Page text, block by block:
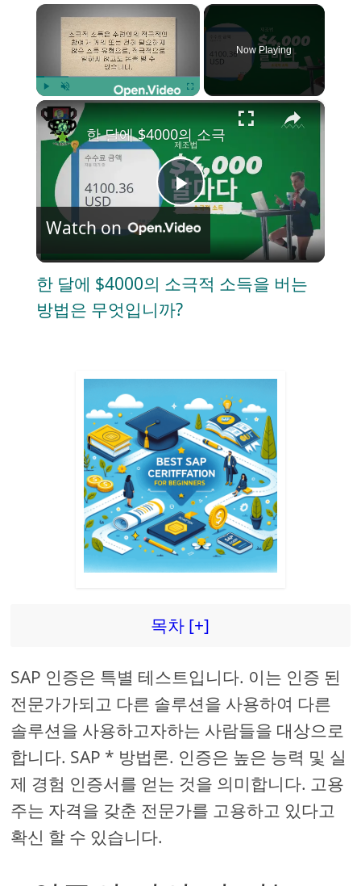
×
Unmute Fullscreen
Now Playing
×
P
l
a
V
i
d
e
한 달에 $4000의 소극적 소득을 버는 방법
Watch on
한 달에 $4000의 소극적 소득을 버는
방법은 무엇입니까?
목차 [+]
SAP 인증은 특별 테스트입니다. 이는 인증 된
전문가가되고 다른 솔루션을 사용하여 다른
솔루션을 사용하고자하는 사람들을 대상으로
합니다. SAP * 방법론. 인증은 높은 능력 및 실
제 경험 인증서를 얻는 것을 의미합니다. 고용
주는 자격을 갖춘 전문가를 고용하고 있다고
확신 할 수 있습니다.